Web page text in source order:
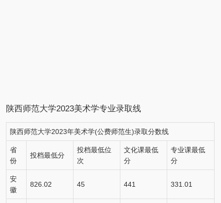
陕西师范大学2023美术学专业录取线
陕西师范大学2023年美术学(公费师范生)录取分数线
省
份
投档最低分
投档最低位
次
文化课最低
分
专业课最低
分
安
徽
826.02 45 441 331.01